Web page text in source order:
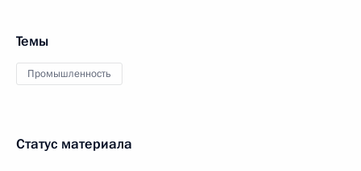
Темы
Промышленность
Статус материала